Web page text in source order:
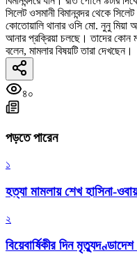
সিলেট ওসমানী বিমানবন্দর থেকে
কোতোয়ালি থানার ওসি মো. নুনু মিয়া
আনার প্রক্রিয়া চলছে। তাদের কোন
বলেন, মামলার বিষয়টি তারা দেখছেন।
৪০
পড়তে পারেন
১
হত্যা মামলায় শেখ হাসিনা-
২
বিয়েবার্ষিকীর দিন